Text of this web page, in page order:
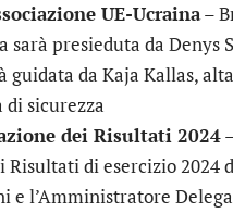
UE-Ucraina–
sarà presieduta da
guidata da Kaja Kallas,
sicurezza
dei Risultati 2024
di esercizio 2024
e l’Amministratore